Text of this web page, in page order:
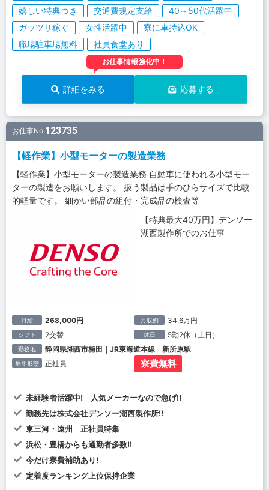
嬉しい特典つき
交通費規定支給
40～50代活躍中
ガッツリ稼ぐ
女性活躍中
寮に車持込OK
職場駐車場無料
社員食堂あり
お仕事情報強化中！
詳細をみる 応募する
お仕事No.123735
【軽作業】小型モーターの製造業務
【軽作業】小型モーターの製造業務 自動車に使われる小型モー
ターの製造をお願いします。 扱う製品は手のひらサイズで比較
的軽量です。 細かい部品の組付・完成品の検査等
【特典最大40万円】デンソー
湖西製作所でのお仕事
月給 268,000円 月収例 34.6万円
シフト 2交替 休日 5勤2休（土日）
勤務地 静岡県湖西市梅田｜JR東海道本線 新所原駅
雇用形態 正社員 寮費無料
未経験者活躍中! 人気メーカーなので急げ!!
勤務先は株式会社デンソー湖西製作所!!
東三河・遠州 正社員特集
浜松・豊橋からも通勤者多数!!
今だけ寮費補助あり!
定着度ランキング上位保持企業